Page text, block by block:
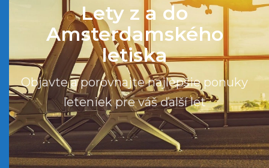
Lety z a do
Amsterdamského
letiska
Objavte a porovnajte najlepšie ponuky
leteniek pre váš ďalší let